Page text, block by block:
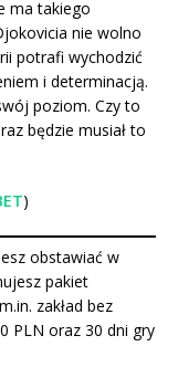
ma takiego
nie wolno
potrafi wychodzić
i determinacją.
poziom. Czy to
będzie musiał to
)
obstawiać w
pakiet
zakład bez
PLN oraz 30 dni gry